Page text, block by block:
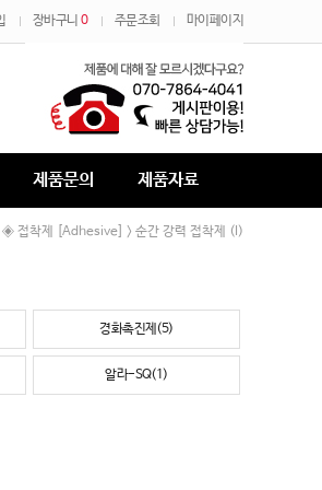
장바구니 0 주문조회 마이페이지
제품문의 제품자료
◈ 접착제 [Adhesive] > 순간 강력 접착제 (I)
경화촉진제(5)
알라-SQ(1)